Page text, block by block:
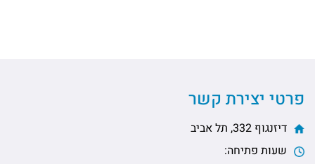
פרטי יצירת קשר
דיזנגוף 332, תל אביב
שעות פתיחה: